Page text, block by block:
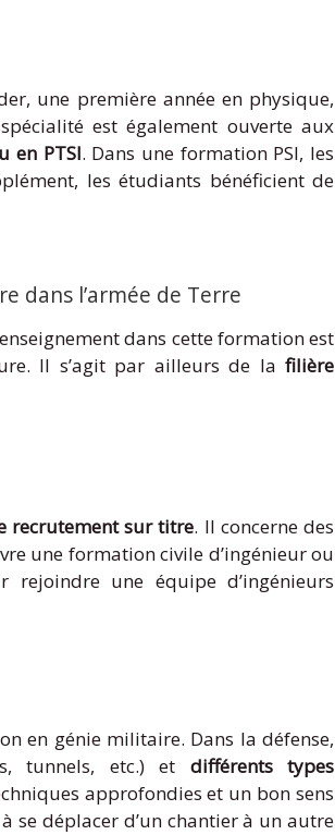
une première année en physique,
est également ouverte aux
en PTSI. Dans une formation PSI, les
les étudiants bénéficient de
dans l’armée de Terre
dans cette formation est
Il s’agit par ailleurs de la filière
recrutement sur titre. Il concerne des
une formation civile d’ingénieur ou
rejoindre une équipe d’ingénieurs
en génie militaire. Dans la défense,
tunnels, etc.) et différents types
approfondies et un bon sens
se déplacer d’un chantier à un autre